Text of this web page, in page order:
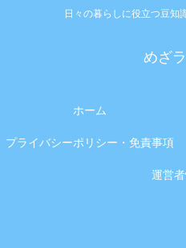
日々の暮らしに役立つ豆知
めざ
ホーム
プライバシーポリシー・免責事項
運営